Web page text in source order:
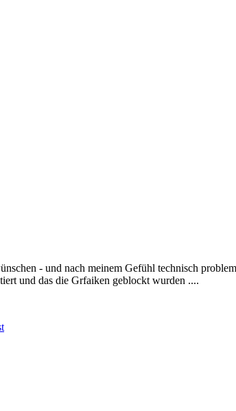
- und nach meinem Gefühl technisch
und das die Grfaiken geblockt wurden ....